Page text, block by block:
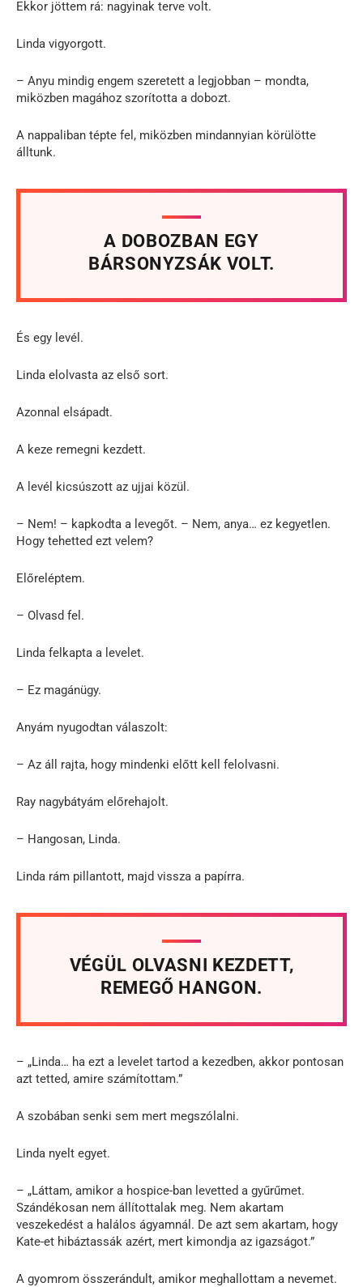
Ekkor jöttem rá: nagyinak terve volt.
Linda vigyorgott.
– Anyu mindig engem szeretett a legjobban – mondta,
miközben magához szorította a dobozt.
A nappaliban tépte fel, miközben mindannyian körülötte
álltunk.
A DOBOZBAN EGY
BÁRSONYZSÁK VOLT.
És egy levél.
Linda elolvasta az első sort.
Azonnal elsápadt.
A keze remegni kezdett.
A levél kicsúszott az ujjai közül.
– Nem! – kapkodta a levegőt. – Nem, anya… ez kegyetlen.
Hogy tehetted ezt velem?
Előreléptem.
– Olvasd fel.
Linda felkapta a levelet.
– Ez magánügy.
Anyám nyugodtan válaszolt:
– Az áll rajta, hogy mindenki előtt kell felolvasni.
Ray nagybátyám előrehajolt.
– Hangosan, Linda.
Linda rám pillantott, majd vissza a papírra.
VÉGÜL OLVASNI KEZDETT,
REMEGŐ HANGON.
– „Linda… ha ezt a levelet tartod a kezedben, akkor pontosan
azt tetted, amire számítottam.”
A szobában senki sem mert megszólalni.
Linda nyelt egyet.
– „Láttam, amikor a hospice-ban levetted a gyűrűmet.
Szándékosan nem állítottalak meg. Nem akartam
veszekedést a halálos ágyamnál. De azt sem akartam, hogy
Kate-et hibáztassák azért, mert kimondja az igazságot.”
A gyomrom összerándult, amikor meghallottam a nevemet.